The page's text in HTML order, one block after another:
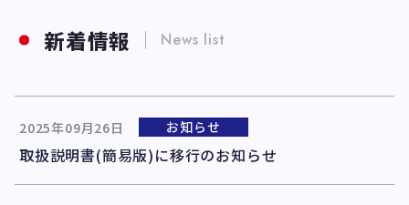
新着情報 News list
2025年09月26日 お知らせ
取扱説明書(簡易版)に移行のお知らせ